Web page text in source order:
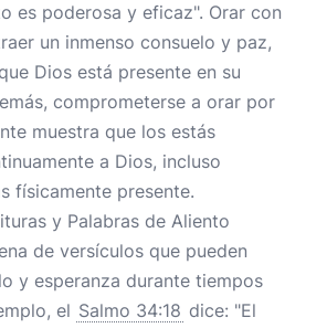
es poderosa y eficaz". Orar con
un inmenso consuelo y paz,
Dios está presente en su
comprometerse a orar por
muestra que los estás
a Dios, incluso
físicamente presente.
y Palabras de Aliento
de versículos que pueden
y esperanza durante tiempos
el Salmo 34:18 dice: "El